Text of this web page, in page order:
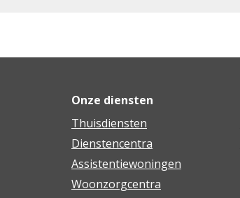
Onze diensten
Thuisdiensten
Dienstencentra
Assistentiewoningen
Woonzorgcentra